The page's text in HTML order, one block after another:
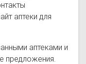
аптеки для
аптеками и
предложения.